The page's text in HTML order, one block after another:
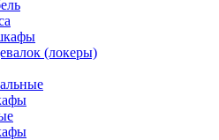
(локеры)